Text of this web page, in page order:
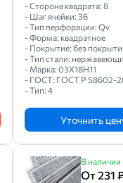
- Сторона квадрата: 8
- Шаг ячейки: 36
- Тип перфорации: Qv
- Форма: квадратное
- Покрытие: без
- Тип стали:
- Марка: 03Х18Н11
- ГОСТ: ГОСТ Р 58602-
- Тип: 4
Уточнить
В наличии
От 231